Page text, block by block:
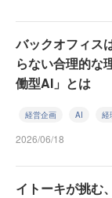
バックオフィス
らない合理的な
働型AI」とは
経営企画 AI 経
2026/06/18
イトーキが挑む